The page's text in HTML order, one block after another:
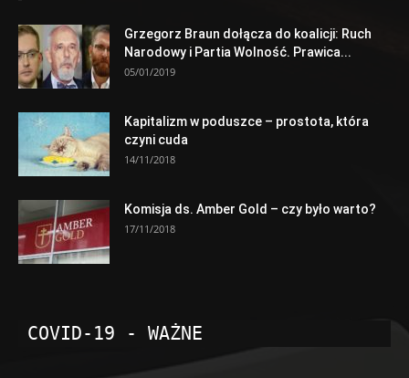
Grzegorz Braun dołącza do koalicji: Ruch
Narodowy i Partia Wolność. Prawica...
05/01/2019
Kapitalizm w poduszce – prostota, która
czyni cuda
14/11/2018
Komisja ds. Amber Gold – czy było warto?
17/11/2018
COVID-19 - WAŻNE